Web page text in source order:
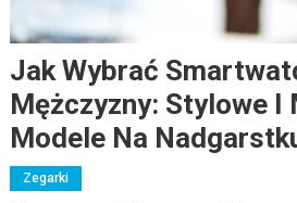
Jak Wybrać
Mężczyzny: Stylowe I
Modele Na
Zegarki